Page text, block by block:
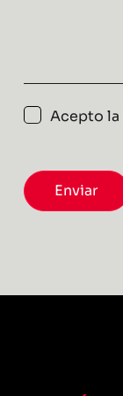
Acepto la
Enviar